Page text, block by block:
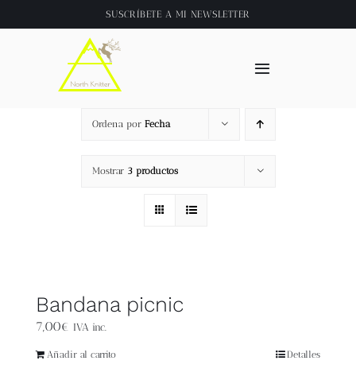
al
SUSCRÍBETE A MI NEWSLETTER
Toggle
About
Tienda
Videos
Ordena por Fecha
Mostrar 3 productos
Bandana picnic
7,00€ IVA inc.
Añadir al carrito Detalles